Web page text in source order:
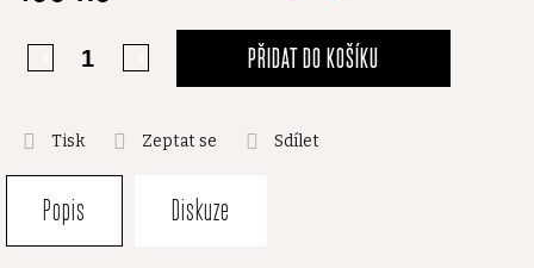
PŘIDAT DO KOŠÍKU
Tisk Zeptat se Sdílet
Popis Diskuze